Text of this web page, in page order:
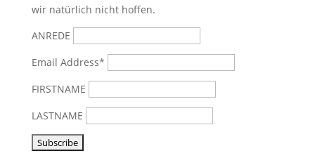
wir natürlich nicht hoffen.
ANREDE
Email Address*
FIRSTNAME
LASTNAME